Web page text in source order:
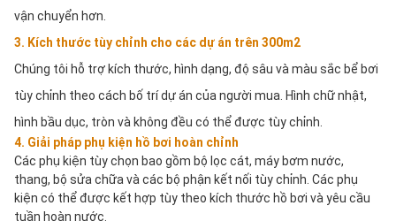
vận chuyển hơn.
3. Kích thước tùy chỉnh cho các dự án trên 300m2
Chúng tôi hỗ trợ kích thước, hình dạng, độ sâu và màu sắc bể bơi
tùy chỉnh theo cách bố trí dự án của người mua. Hình chữ nhật,
hình bầu dục, tròn và không đều có thể được tùy chỉnh.
4. Giải pháp phụ kiện hồ bơi hoàn chỉnh
Các phụ kiện tùy chọn bao gồm bộ lọc cát, máy bơm nước,
thang, bộ sửa chữa và các bộ phận kết nối tùy chỉnh. Các phụ
kiện có thể được kết hợp tùy theo kích thước hồ bơi và yêu cầu
tuần hoàn nước.